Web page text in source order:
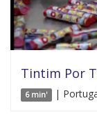
Tintim Por
6 min' |